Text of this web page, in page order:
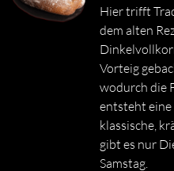
Hier trifft
dem alten
Vorteig
wodurch die
entsteht eine
klassische,
gibt es nur
Samstag.